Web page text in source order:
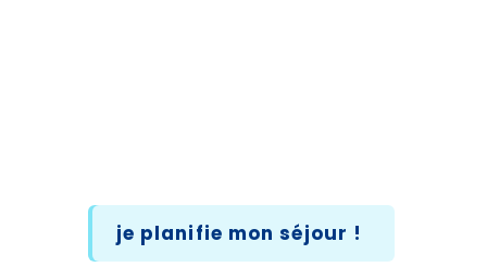
je planifie mon séjour !